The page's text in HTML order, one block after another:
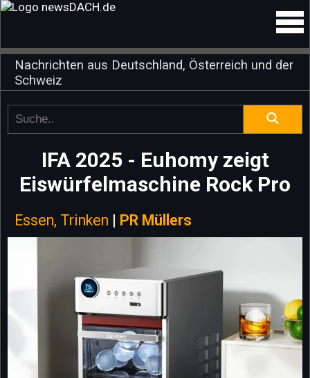
Nachrichten aus Deutschland, Österreich und der
Schweiz
IFA 2025 - Euhomy zeigt
Eiswürfelmaschine Rock Pro
Essen, Trinken | PR Müllers